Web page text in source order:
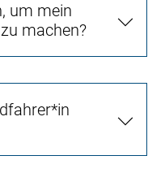
um mein
machen?